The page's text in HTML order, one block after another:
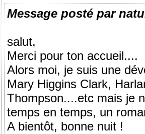
Message posté par
salut,
Merci pour ton accueil....
Alors moi, je suis une
Mary Higgins Clark,
Thompson....etc mais je
temps en temps, un
A bientôt, bonne nuit !